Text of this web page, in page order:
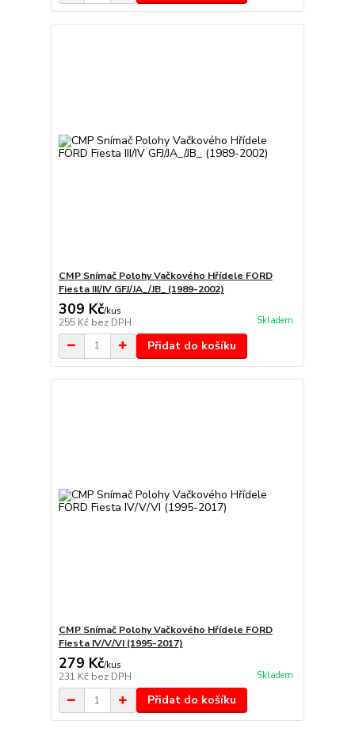
CMP Snímač Polohy Vačkového Hřídele FORD
Fiesta III/IV GFJ/JA_/JB_ (1989-2002)
309 Kč/kus
255 Kč bez DPH Skladem
Přidat do košíku
CMP Snímač Polohy Vačkového Hřídele FORD
Fiesta IV/V/VI (1995-2017)
279 Kč/kus
231 Kč bez DPH Skladem
Přidat do košíku